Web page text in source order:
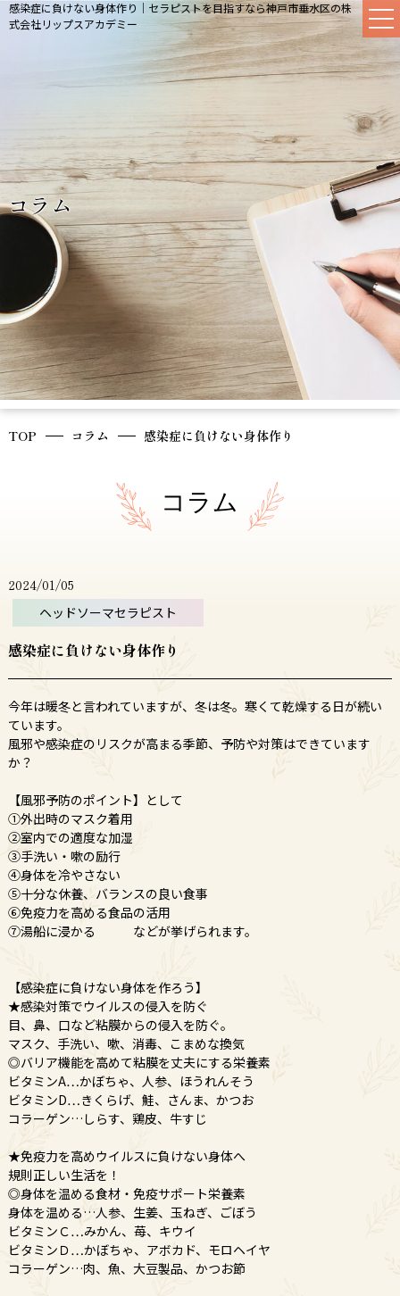
感染症に負けない身体作り｜セラピストを目指すなら神戸市垂水区の株
式会社リップスアカデミー
コラム
TOP コラム 感染症に負けない身体作り
コラム
2024/01/05
ヘッドソーマセラピスト
感染症に負けない身体作り
今年は暖冬と言われていますが、冬は冬。寒くて乾燥する日が続い
ています。
風邪や感染症のリスクが高まる季節、予防や対策はできています
か？
【風邪予防のポイント】として
①外出時のマスク着用
②室内での適度な加湿
③手洗い・嗽の励行
④身体を冷やさない
⑤十分な休養、バランスの良い食事
⑥免疫力を高める食品の活用
⑦湯船に浸かる などが挙げられます。
【感染症に負けない身体を作ろう】
★感染対策でウイルスの侵入を防ぐ
目、鼻、口など粘膜からの侵入を防ぐ。
マスク、手洗い、嗽、消毒、こまめな換気
◎バリア機能を高めて粘膜を丈夫にする栄養素
ビタミンA…かぼちゃ、人参、ほうれんそう
ビタミンD…きくらげ、鮭、さんま、かつお
コラーゲン…しらす、鶏皮、牛すじ
★免疫力を高めウイルスに負けない身体へ
規則正しい生活を！
◎身体を温める食材・免疫サポート栄養素
身体を温める…人参、生姜、玉ねぎ、ごぼう
ビタミンＣ…みかん、苺、キウイ
ビタミンＤ…かぼちゃ、アボカド、モロヘイヤ
コラーゲン…肉、魚、大豆製品、かつお節